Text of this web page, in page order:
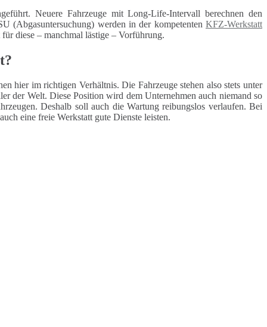
Neuere Fahrzeuge mit Long-Life-Intervall berechnen den
(Abgasuntersuchung) werden in der kompetenten KFZ-Werkstatt
diese – manchmal lästige – Vorführung.
hier im richtigen Verhältnis. Die Fahrzeuge stehen also stets unter
der Welt. Diese Position wird dem Unternehmen auch niemand so
Deshalb soll auch die Wartung reibungslos verlaufen. Bei
eine freie Werkstatt gute Dienste leisten.